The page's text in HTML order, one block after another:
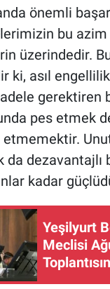
önemli
bu
üzerindedir.
ki, asıl
gerektiren
pes etmek
da dezavantajlı
kadar
Yeşilyurt
Meclisi